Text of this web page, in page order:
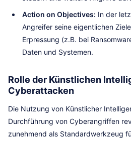
Action on Objectives: In der
Angreifer seine eigentlichen
Erpressung (z.B. bei
Daten und Systemen.
Rolle der Künstlichen
Cyberattacken
Die Nutzung von Künstlicher
Durchführung von Cyberangriffen
zunehmend als Standardwerkzeug